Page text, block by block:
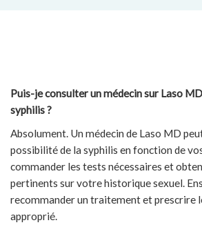
Puis-je consulter un médecin sur Laso
syphilis ?
Absolument. Un médecin de Laso MD
possibilité de la syphilis en fonction de
commander les tests nécessaires et
pertinents sur votre historique sexuel.
recommander un traitement et prescrire
approprié.